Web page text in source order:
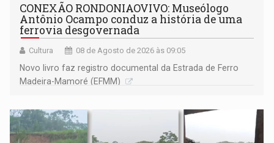
CONEXÃO RONDONIAOVIVO: Museólogo
Antônio Ocampo conduz a história de uma
ferrovia desgovernada
Cultura 08 de Agosto de 2026 às 09:05
Novo livro faz registro documental da Estrada de Ferro
Madeira-Mamoré (EFMM)